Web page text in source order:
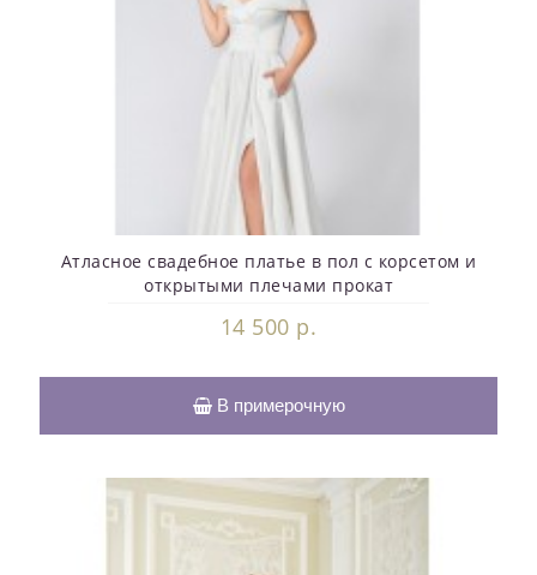
Атласное свадебное платье в пол с корсетом и
открытыми плечами прокат
14 500 р.
В примерочную